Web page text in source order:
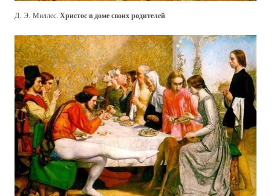
Д. Э. Миллес. Христос в доме своих родителей